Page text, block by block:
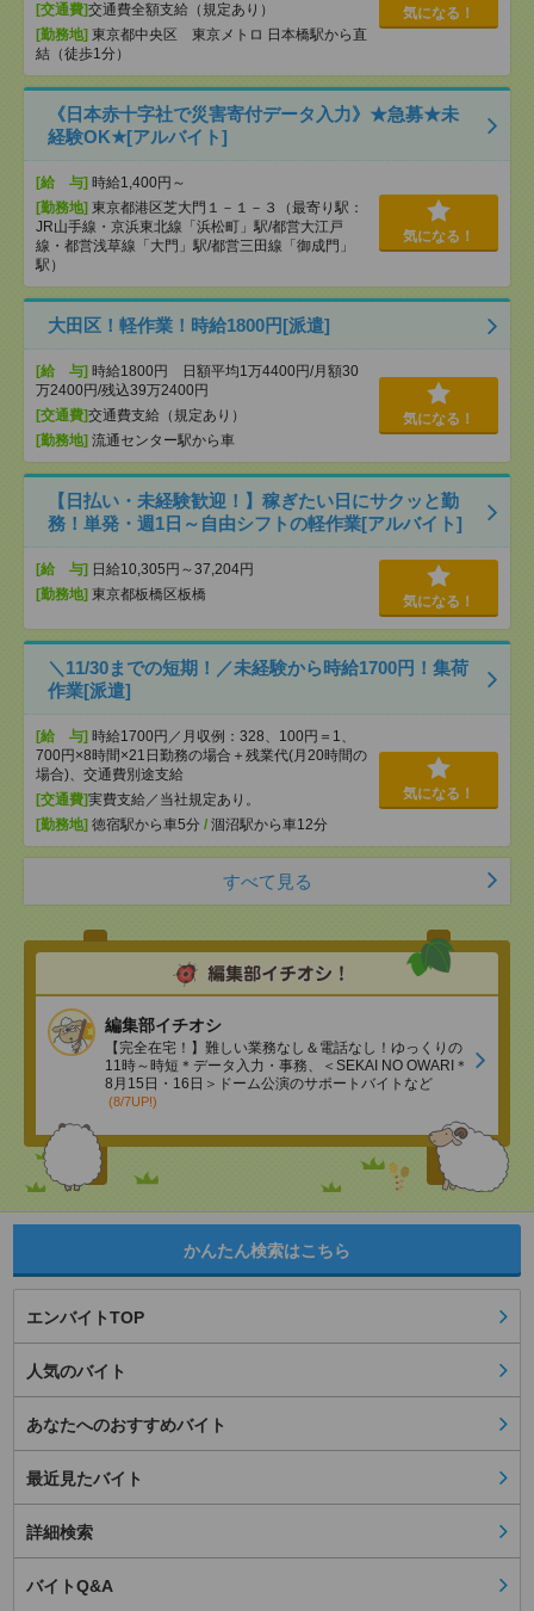
[交通費]交通費全額支給（規定あり）
[勤務地] 東京都中央区 東京メトロ 日本橋駅から直
結（徒歩1分）
気になる！
《日本赤十字社で災害寄付データ入力》★急募★未
経験OK★[アルバイト]
[給 与] 時給1,400円～
[勤務地] 東京都港区芝大門１－１－３（最寄り駅：
JR山手線・京浜東北線「浜松町」駅/都営大江戸
線・都営浅草線「⼤⾨」駅/都営三田線「御成⾨」
駅）
気になる！
大田区！軽作業！時給1800円[派遣]
[給 与] 時給1800円 日額平均1万4400円/月額30
万2400円/残込39万2400円
[交通費]交通費支給（規定あり）
[勤務地] 流通センター駅から車
気になる！
【日払い・未経験歓迎！】稼ぎたい日にサクッと勤
務！単発・週1日～自由シフトの軽作業[アルバイト]
[給 与] 日給10,305円～37,204円
[勤務地] 東京都板橋区板橋 気になる！
＼11/30までの短期！／未経験から時給1700円！集荷
作業[派遣]
[給 与] 時給1700円／月収例：328、100円＝1、
700円×8時間×21日勤務の場合＋残業代(月20時間の
場合)、交通費別途支給
[交通費]実費支給／当社規定あり。
[勤務地] 徳宿駅から車5分 / 涸沼駅から車12分
気になる！
すべて見る
編集部イチオシ
【完全在宅！】難しい業務なし＆電話なし！ゆっくりの
11時～時短＊データ入力・事務、＜SEKAI NO OWARI＊
8月15日・16日＞ドーム公演のサポートバイトなど
(8/7UP!)
かんたん検索はこちら
エンバイトTOP
人気のバイト
あなたへのおすすめバイト
最近見たバイト
詳細検索
バイトQ&A